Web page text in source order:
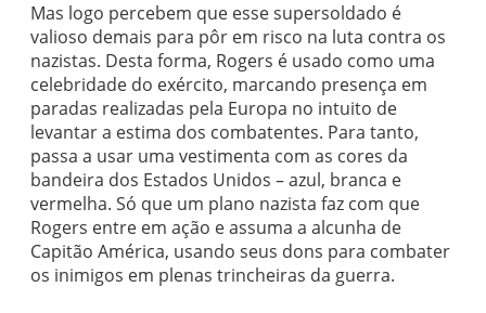
Mas logo percebem que esse supersoldado é
valioso demais para pôr em risco na luta contra os
nazistas. Desta forma, Rogers é usado como uma
celebridade do exército, marcando presença em
paradas realizadas pela Europa no intuito de
levantar a estima dos combatentes. Para tanto,
passa a usar uma vestimenta com as cores da
bandeira dos Estados Unidos – azul, branca e
vermelha. Só que um plano nazista faz com que
Rogers entre em ação e assuma a alcunha de
Capitão América, usando seus dons para combater
os inimigos em plenas trincheiras da guerra.